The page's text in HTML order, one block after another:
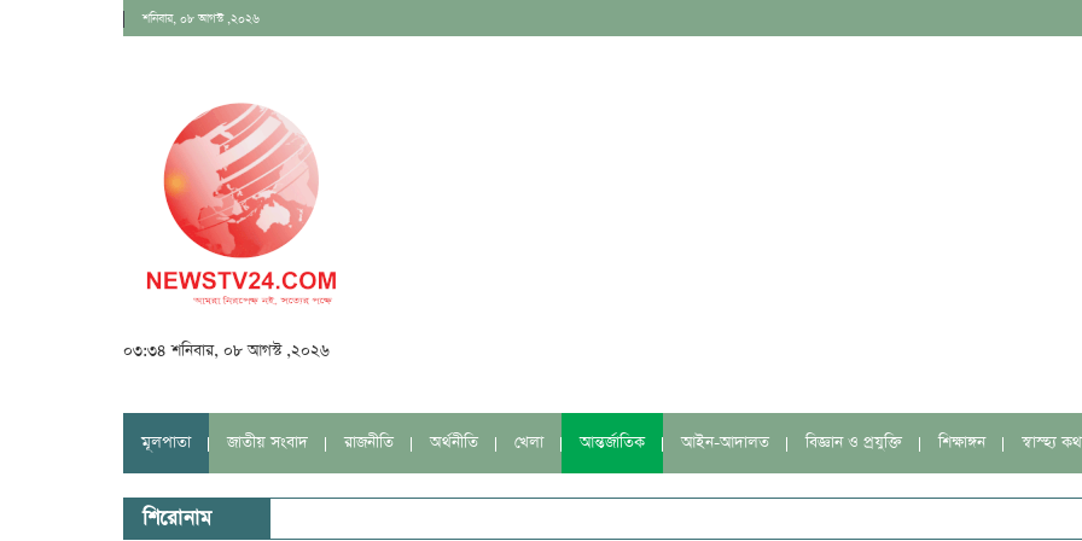
শনিবার, ০৮ আগস্ট ,২০২৬
০৩:৩৪ শনিবার, ০৮ আগস্ট ,২০২৬
মূলপাতা জাতীয় সংবাদ রাজনীতি অর্থনীতি খেলা আন্তর্জাতিক আইন-আদালত বিজ্ঞান ও প্রযুক্তি শিক্ষাঙ্গন স্বাস্হ্য
শিরোনাম